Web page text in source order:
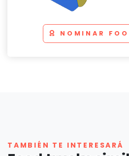
NOMINAR
TAMBIÉN TE INTERESARÁ